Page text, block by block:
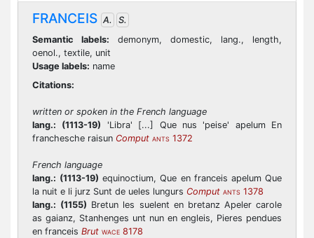
FRANCEIS A.
S.
Semantic labels: demonym, domestic, lang., length,
oenol., textile, unit
Usage labels: name
Citations:
written or spoken in the French language
lang.:
(1113-19) 'Libra' [...] Que nus 'peise' apelum En
franchesche raisun Comput ANTS 1372
French language
lang.: (1113-19) equinoctium, Que en franceis apelum Que
la nuit e li jurz Sunt de ueles lungurs Comput ANTS 1378
lang.: (1155) Bretun les suelent en bretanz Apeler carole
as gaianz, Stanhenges unt nun en engleis, Pieres pendues
en franceis Brut WACE 8178